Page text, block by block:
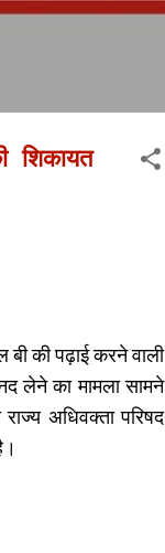
शिकायत
बी की पढ़ाई करने वाली
लेने का मामला सामने
अधिवक्ता परिषद